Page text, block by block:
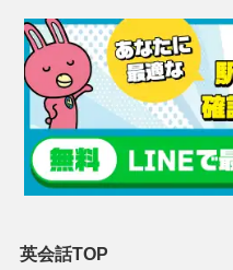
英会話TOP